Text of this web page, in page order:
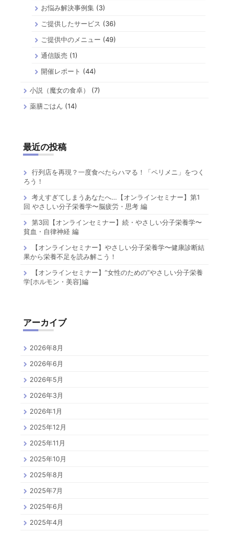
お悩み解決事例集 (3)
ご提供したサービス (36)
ご提供中のメニュー (49)
通信販売 (1)
開催レポート (44)
小説（魔女の食卓）
(7)
薬膳ごはん (14)
最近の投稿
行列店を再現？一度食べたらハマる！「ペリメニ」をつく
ろう！
考えすぎてしまうあなたへ…【オンラインセミナー】第1
回 やさしい分子栄養学〜脳疲労・思考 編
第3回【オンラインセミナー】続・やさしい分子栄養学〜
貧血・自律神経 編
【オンラインセミナー】やさしい分子栄養学〜健康診断結
果から栄養不足を読み解こう！
【オンラインセミナー】”女性のための”やさしい分子栄養
学[ホルモン・美容]編
アーカイブ
2026年8月
2026年6月
2026年5月
2026年3月
2026年1月
2025年12月
2025年11月
2025年10月
2025年8月
2025年7月
2025年6月
2025年4月